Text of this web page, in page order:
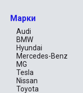
Марки
Audi
BMW
Hyundai
Mercedes-Benz
MG
Tesla
Nissan
Toyota